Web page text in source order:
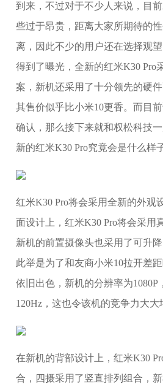
到来，不过对于不少人来说，目
些过于昂贵，距离大家所期待的
离，因此不少的用户还在选择观
得到了曝光，全新的红米K30 Pro
案，新机还采用了十分领先的硬
其售价似乎比小米10更香。而目
确认，那么接下来就和权松科技
新的红米K30 Pro究竟会是什么样
红米K30 Pro将会采用全新的外观
面设计上，红米K30 Pro将会采用
新机的前置摄像头也采用了可升
此举是为了和友商小米10拉开差
依旧出色，新机的分辨率为1080P
120Hz，这也令该机的竞争力大大
在新机的背部设计上，红米K30
合，四摄采用了竖直排列组合，